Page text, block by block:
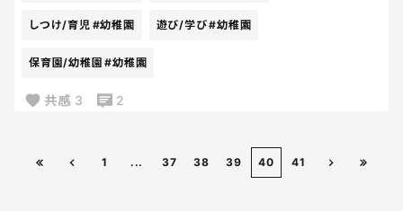
しつけ/育児 #幼稚園 遊び/学び#幼稚園
保育園/幼稚園 #幼稚園
共感 3 2
1 ... 37 38 39 40 41